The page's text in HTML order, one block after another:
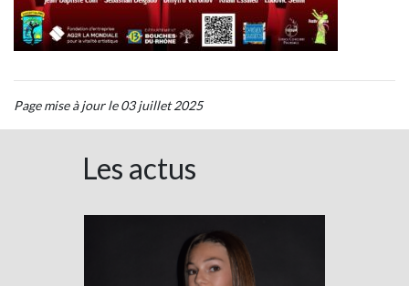
Page mise à jour le 03 juillet 2025
Les actus